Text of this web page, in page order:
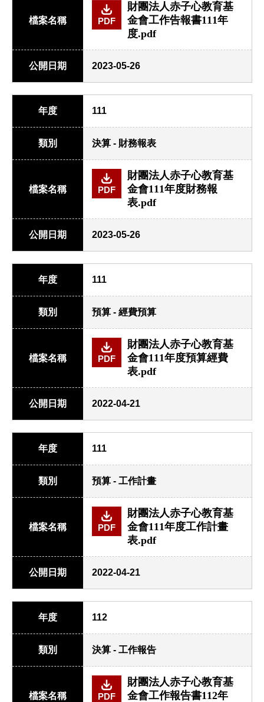
檔案名稱 PDF
財團法人赤子心教育基
金會工作告報書111年
度.pdf
公開日期 2023-05-26
年度 111
類別 決算 - 財務報表
檔案名稱 PDF
財團法人赤子心教育基
金會111年度財務報
表.pdf
公開日期 2023-05-26
年度 111
類別 預算 - 經費預算
檔案名稱 PDF
財團法人赤子心教育基
金會111年度預算經費
表.pdf
公開日期 2022-04-21
年度 111
類別 預算 - 工作計畫
檔案名稱 PDF
財團法人赤子心教育基
金會111年度工作計畫
表.pdf
公開日期 2022-04-21
年度 112
類別 決算 - 工作報告
檔案名稱 PDF
財團法人赤子心教育基
金會工作報告書112年